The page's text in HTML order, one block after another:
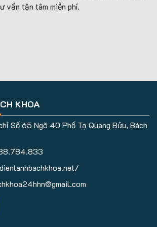
vấn tận tâm miễn phí.
KHOA
Số 65 Ngõ 40 Phố Tạ Quang Bửu, Bách